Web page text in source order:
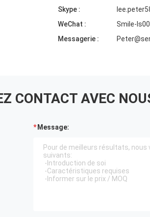
Skype :
WeChat :
Smile-
Messagerie :
CONTACT AVEC
Message: